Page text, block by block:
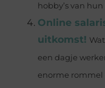
hobby’s van
Online
uitkomst!
een dagje
enorme rommel